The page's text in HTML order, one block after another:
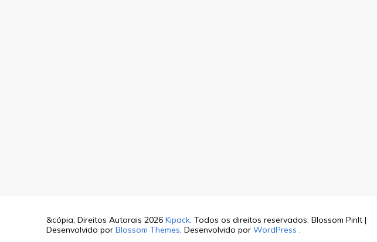
&cópia; Direitos Autorais 2026 Kipack. Todos os direitos reservados. Blossom PinIt |
Desenvolvido por Blossom Themes. Desenvolvido por WordPress .